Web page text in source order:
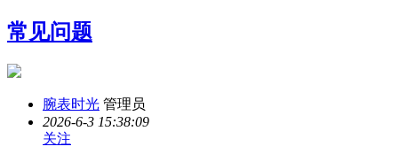
常见问题
腕表时光 管理员
2026-6-3 15:38:09
关注